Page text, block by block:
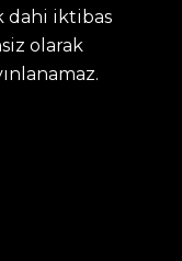
dahi iktibas
olarak